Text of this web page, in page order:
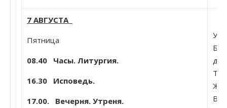
7 АВГУСТА
Пятница
08.40 Часы. Литургия.
16.30 Исповедь.
17.00. Вечерня. Утреня.